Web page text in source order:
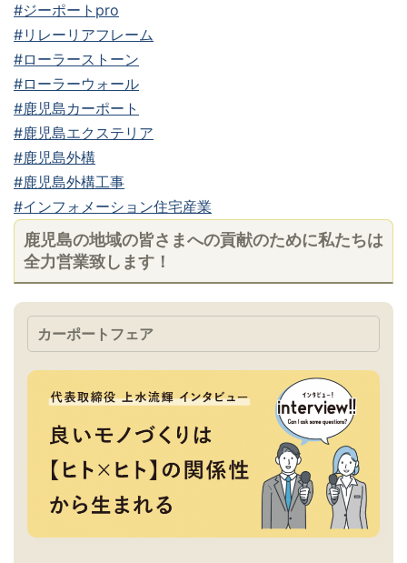
#ジーポートpro
#リレーリアフレーム
#ローラーストーン
#ローラーウォール
#鹿児島カーポート
#鹿児島エクステリア
#鹿児島外構
#鹿児島外構工事
#インフォメーション住宅産業
鹿児島の地域の皆さまへの貢献のために私たちは
全力営業致します！
カーポートフェア